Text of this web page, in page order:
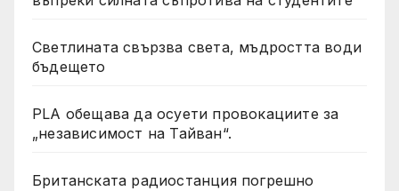
Светлината свързва света, мъдростта води
бъдещето
PLA обещава да осуети провокациите за
„независимост на Тайван“.
Британската радиостанция погрешно